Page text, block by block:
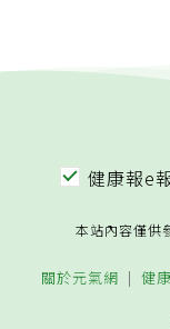
健康報e
本站內容僅供
關於元氣網 健